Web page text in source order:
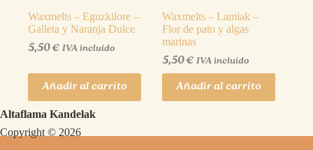
Waxmelts – Eguzkilore –
Galleta y Naranja Dulce
5,50€ IVA incluído
Añadir al carrito
Waxmelts – Lamiak –
Flor de pato y algas
marinas
5,50€ IVA incluído
Añadir al carrito
Altaflama Kandelak
Copyright © 2026